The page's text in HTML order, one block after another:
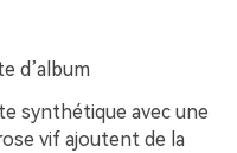
d’album
synthétique avec une
vif ajoutent de la